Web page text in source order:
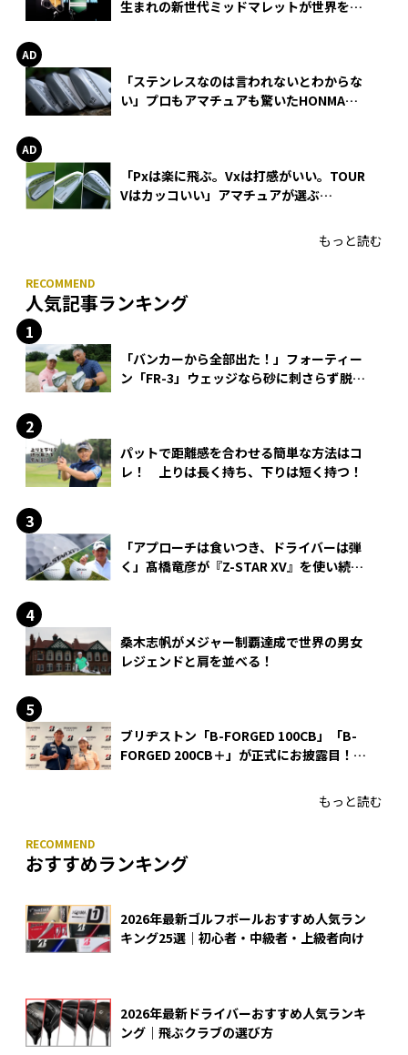
生まれの新世代ミッドマレットが世界を席
「ステンレスなのは言われないとわからな
い」プロもアマチュアも驚いたHONMA
「Pxは楽に飛ぶ。Vxは打感がいい。TOUR
Vはカッコいい」アマチュアが選ぶ
もっと読む
人気記事ランキング
「バンカーから全部出た！」フォーティー
ン「FR-3」ウェッジなら砂に刺さらず脱出
パットで距離感を合わせる簡単な方法はコ
レ！ 上りは長く持ち、下りは短く持つ！
「アプローチは食いつき、ドライバーは弾
く」髙橋竜彦が『Z-STAR XV』を使い続け
桑木志帆がメジャー制覇達成で世界の男女
レジェンドと肩を並べる！
ブリヂストン「B-FORGED 100CB」「B-
FORGED 200CB＋」が正式にお披露目！
もっと読む
おすすめランキング
2026年最新ゴルフボールおすすめ人気ラン
キング25選｜初心者・中級者・上級者向け
2026年最新ドライバーおすすめ人気ランキ
ング｜飛ぶクラブの選び方